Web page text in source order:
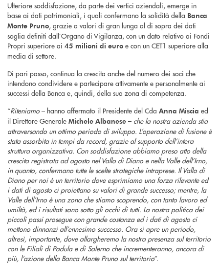
Ulteriore soddisfazione, da parte dei vertici aziendali, emerge in
base ai dati patrimoniali, i quali confermano la solidità della Banca
Monte Pruno, grazie a valori di gran lunga al di sopra dei dati
soglia definiti dall’Organo di Vigilanza, con un dato relativo ai Fondi
Propri superiore ai 45 milioni di euro e con un CET1 superiore alla
media di settore.
Di pari passo, continua la crescita anche del numero dei soci che
intendono condividere e partecipare attivamente e personalmente ai
successi della Banca e, quindi, della sua zona di competenza.
“Riteniamo – hanno affermato il Presidente del Cda Anna Miscia ed
il Direttore Generale Michele Albanese – che la nostra azienda stia
attraversando un ottimo periodo di sviluppo. L’operazione di fusione è
stata assorbita in tempi da record, grazie al supporto dell’intera
struttura organizzativa. Con soddisfazione abbiamo preso atto della
crescita registrata ad agosto nel Vallo di Diano e nella Valle dell’Irno,
in quanto, confermano tutte le scelte strategiche intraprese. Il Vallo di
Diano per noi è un territorio dove esprimiamo una forza rilevante ed
i dati di agosto ci proiettano su valori di grande successo; mentre, la
Valle dell’Irno è una zona che stiamo scoprendo, con tanto lavoro ed
umiltà, ed i risultati sono sotto gli occhi di tutti. La nostra politica dei
piccoli passi prosegue con grande costanza ed i dati di agosto ci
mettono dinnanzi all’ennesimo successo. Ora si apre un periodo,
altresì, importante, dove allargheremo la nostra presenza sul territorio
con le Filiali di Padula e di Salerno che incrementeranno, ancora di
più, l’azione della Banca Monte Pruno sul territorio”.